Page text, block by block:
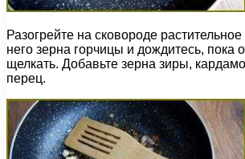
Разогрейте на сковороде
него зерна горчицы и дождитесь, пока
щелкать. Добавьте зерна зиры,
перец.